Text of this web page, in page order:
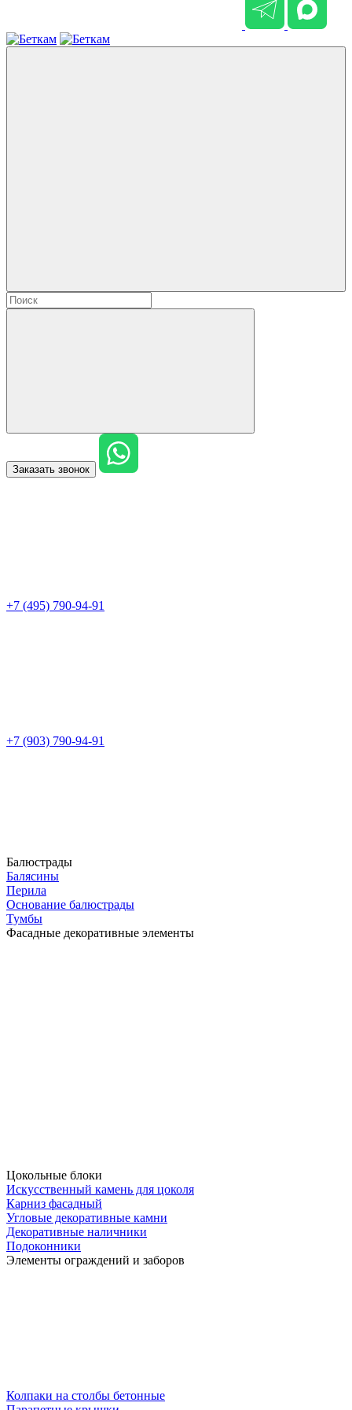
Заказать звонок
+7 (495) 790-94-91
+7 (903) 790-94-91
Балюстрады
Балясины
Перила
Основание балюстрады
Тумбы
Фасадные декоративные элементы
Цокольные блоки
Искусственный камень для цоколя
Карниз фасадный
Угловые декоративные камни
Декоративные наличники
Подоконники
Элементы ограждений и заборов
Колпаки на столбы бетонные